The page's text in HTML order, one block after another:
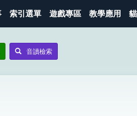
索引選單 遊戲專區 教學應用
音讀檢索